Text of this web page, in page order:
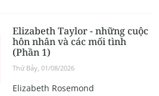
Elizabeth Taylor - những cuộc
hôn nhân và các mối tình
(Phần 1)
Thứ Bảy, 01/08/2026
Elizabeth Rosemond